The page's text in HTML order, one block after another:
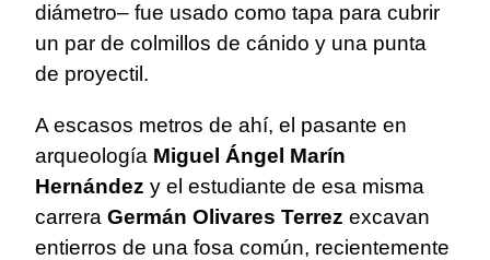
diámetro– fue usado como tapa para cubrir
un par de colmillos de cánido y una punta
de proyectil.
A escasos metros de ahí, el pasante en
arqueología Miguel Ángel Marín
Hernández y el estudiante de esa misma
carrera Germán Olivares Terrez excavan
entierros de una fosa común, recientemente